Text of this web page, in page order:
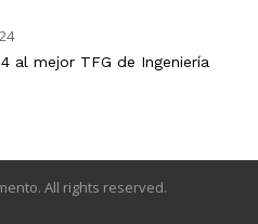
al mejor TFG de Ingeniería
All rights reserved.